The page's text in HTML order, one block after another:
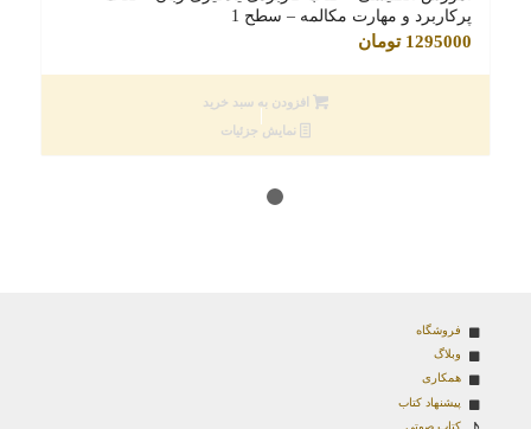
پرکاربرد و مهارت مکالمه – سطح 1
1295000 تومان
افزودن به سبد خرید
نمایش جزئیات
فروشگاه
وبلاگ
همکاری
پیشنهاد کتاب
کتاب صوتی